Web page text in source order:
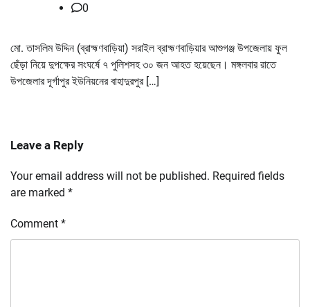
0
মো. তাসলিম উদ্দিন (ব্রাহ্মণবাড়িয়া) সরাইল ব্রাহ্মণবাড়িয়ার আশুগঞ্জ উপজেলায় ফুল
ছেঁড়া নিয়ে দুপক্ষের সংঘর্ষে ৭ পুলিশসহ ৩০ জন আহত হয়েছেন। মঙ্গলবার রাতে
উপজেলার দূর্গাপুর ইউনিয়নের বাহাদুরপুর […]
Leave a Reply
Your email address will not be published. Required fields
are marked *
Comment *